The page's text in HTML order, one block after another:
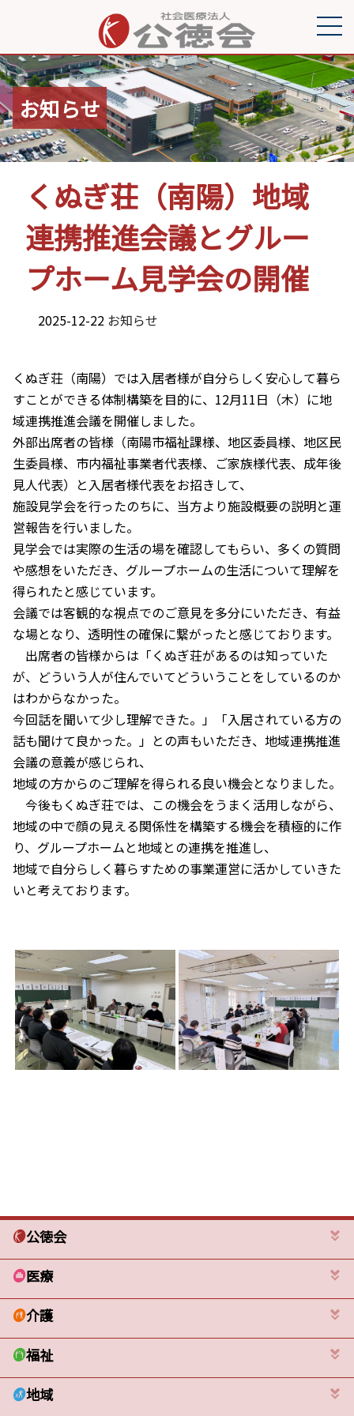
お知らせ
くぬぎ荘（南陽）地域
連携推進会議とグルー
プホーム見学会の開催
2025-12-22 お知らせ
くぬぎ荘（南陽）では入居者様が自分らしく安心して暮ら
すことができる体制構築を目的に、12月11日（木）に地
域連携推進会議を開催しました。
外部出席者の皆様（南陽市福祉課様、地区委員様、地区民
生委員様、市内福祉事業者代表様、ご家族様代表、成年後
見人代表）と入居者様代表をお招きして、
施設見学会を行ったのちに、当方より施設概要の説明と運
営報告を行いました。
見学会では実際の生活の場を確認してもらい、多くの質問
や感想をいただき、グループホームの生活について理解を
得られたと感じています。
会議では客観的な視点でのご意見を多分にいただき、有益
な場となり、透明性の確保に繋がったと感じております。
出席者の皆様からは「くぬぎ荘があるのは知っていた
が、どういう人が住んでいてどういうことをしているのか
はわからなかった。
今回話を聞いて少し理解できた。」「入居されている方の
話も聞けて良かった。」との声もいただき、地域連携推進
会議の意義が感じられ、
地域の方からのご理解を得られる良い機会となりました。
今後もくぬぎ荘では、この機会をうまく活用しながら、
地域の中で顔の見える関係性を構築する機会を積極的に作
り、グループホームと地域との連携を推進し、
地域で自分らしく暮らすための事業運営に活かしていきた
いと考えております。
公徳会
医療
介護
福祉
地域